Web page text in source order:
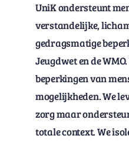
UniK ondersteunt
verstandelijke,
gedragsmatige
Jeugdwet en de
beperkingen van
mogelijkheden. We
zorg maar
totale context. We